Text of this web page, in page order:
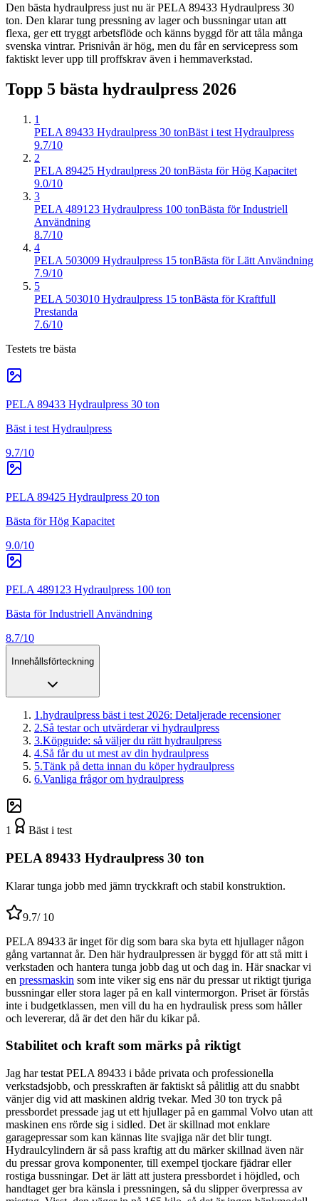
Den bästa hydraulpress just nu är PELA 89433 Hydraulpress 30
ton. Den klarar tung pressning av lager och bussningar utan att
flexa, ger ett tryggt arbetsflöde och känns byggd för att tåla många
svenska vintrar. Prisnivån är hög, men du får en servicepress som
faktiskt lever upp till proffskrav även i hemmaverkstad.
Topp 5 bästa hydraulpress 2026
1
PELA 89433 Hydraulpress 30 tonBäst i test Hydraulpress
9.7/10
2
PELA 89425 Hydraulpress 20 tonBästa för Hög Kapacitet
9.0/10
3
PELA 489123 Hydraulpress 100 tonBästa för Industriell
Användning
8.7/10
4
PELA 503009 Hydraulpress 15 tonBästa för Lätt Användning
7.9/10
5
PELA 503010 Hydraulpress 15 tonBästa för Kraftfull
Prestanda
7.6/10
Testets tre bästa
PELA 89433 Hydraulpress 30 ton
Bäst i test Hydraulpress
9.7/10
PELA 89425 Hydraulpress 20 ton
Bästa för Hög Kapacitet
9.0/10
PELA 489123 Hydraulpress 100 ton
Bästa för Industriell Användning
8.7/10
Innehållsförteckning
1 .hydraulpress bäst i test 2026: Detaljerade recensioner
2.Så testar och utvärderar vi hydraulpress
3.Köpguide: så väljer du rätt hydraulpress
4.Så får du ut mest av din hydraulpress
5.Tänk på detta innan du köper hydraulpress
6.Vanliga frågor om hydraulpress
1 Bäst i test
PELA 89433 Hydraulpress 30 ton
Klarar tunga jobb med jämn tryckkraft och stabil konstruktion.
9.7/ 10
PELA 89433 är inget för dig som bara ska byta ett hjullager någon
gång vartannat år. Den här hydraulpressen är byggd för att stå mitt i
verkstaden och hantera tunga jobb dag ut och dag in. Här snackar vi
en pressmaskin som inte viker sig ens när du pressar ut riktigt tjuriga
bussningar eller stora lager på en kall vintermorgon. Priset är förstås
inte i budgetklassen, men vill du ha en hydraulisk press som håller
och levererar, då är det den här du kikar på.
Stabilitet och kraft som märks på riktigt
Jag har testat PELA 89433 i både privata och professionella
verkstadsjobb, och presskraften är faktiskt så pålitlig att du snabbt
vänjer dig vid att maskinen aldrig tvekar. Med 30 ton tryck på
pressbordet pressade jag ut ett hjullager på en gammal Volvo utan att
maskinen ens rörde sig i sidled. Det är skillnad mot enklare
garagepressar som kan kännas lite svajiga när det blir tungt.
Hydraulcylindern är så pass kraftig att du märker skillnad även när
du pressar grova komponenter, till exempel tjockare fjädrar eller
rostiga bussningar. Det är lätt att justera pressbordet i höjdled, och
handtaget ger bra känsla i pressningen, så du slipper överpressa av